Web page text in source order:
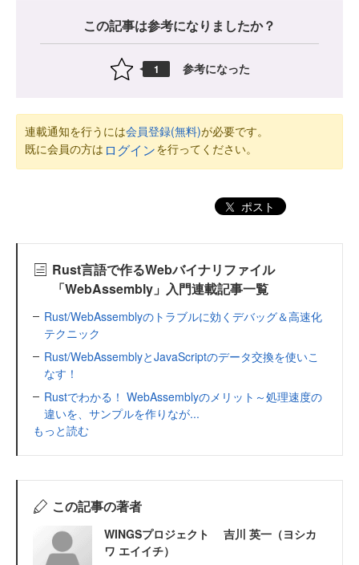
この記事は参考になりましたか？
1 参考になった
連載通知を行うには会員登録(無料)が必要です。
既に会員の方は ログインを行ってください。
ポスト
Rust言語で作るWebバイナリファイル
「WebAssembly」入門連載記事一覧
Rust/WebAssemblyのトラブルに効くデバッグ＆高速化
テクニック
Rust/WebAssemblyとJavaScriptのデータ交換を使いこ
なす！
Rustでわかる！ WebAssemblyのメリット～処理速度の
違いを、サンプルを作りなが...
もっと読む
この記事の著者
WINGSプロジェクト 吉川 英一（ヨシカ
ワ エイイチ）